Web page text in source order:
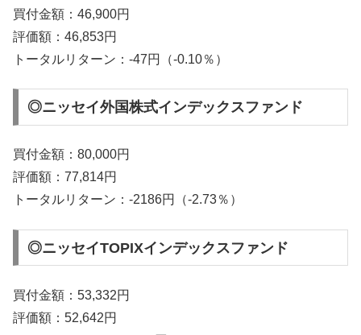
買付金額：46,900円
評価額：46,853円
トータルリターン：-47円（-0.10％）
◎ニッセイ外国株式インデックスファンド
買付金額：80,000円
評価額：77,814円
トータルリターン：-2186円（-2.73％）
◎ニッセイTOPIXインデックスファンド
買付金額：53,332円
評価額：52,642円